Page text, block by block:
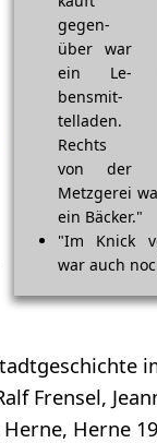
gegen­
über war
ein Le­
bens­mit­
tel­laden.
Rechts
von der
Metz­gerei
ein Bäcker."
"Im Knick
war auch
Frensel,
Herne